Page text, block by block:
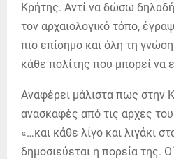
Κρήτης. Αντί να δώσω
τον αρχαιολογικό τόπο,
πιο επίσημο και όλη τη
κάθε πολίτης που μπορεί να
Αναφέρει μάλιστα πως στην
ανασκαφές από τις αρχές
«…και κάθε λίγο και λιγάκι
δημοσιεύεται η πορεία της.